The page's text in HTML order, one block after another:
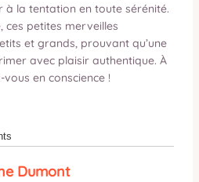
à la tentation en toute sérénité.
ces petites merveilles
et grands, prouvant qu’une
avec plaisir authentique. À
en conscience !
Dumont